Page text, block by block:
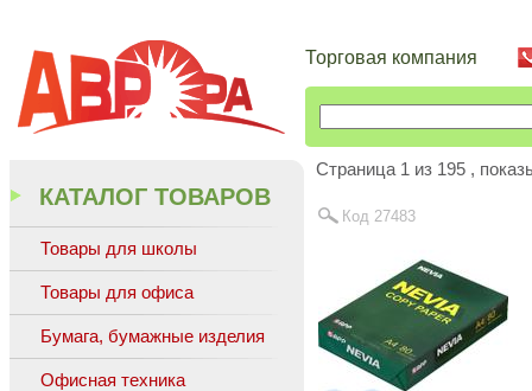
Торговая компания
Cтраница 1 из 195 ,
Код 27483
КАТАЛОГ ТОВАРОВ
Товары для школы
Товары для офиса
Бумага, бумажные изделия
Офисная техника